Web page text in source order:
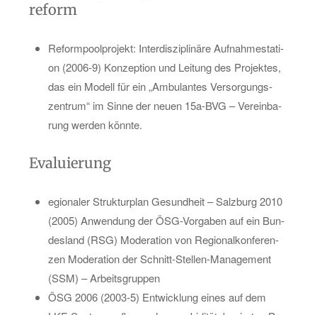
re­form
Re­form­pool­pro­jekt: In­ter­dis­zi­pli­nä­re Auf­nah­me­sta­ti­
on (2006-9) Kon­zep­ti­on und Lei­tung des Pro­jek­tes,
das ein Mo­dell für ein „Am­bu­lan­tes Ver­sor­gungs­
zen­trum“ im Sinne der neuen 15a-BVG – Ver­ein­ba­
rung wer­den könn­te.
Eva­lu­ie­rung
egio­na­ler Struk­tur­plan Ge­sund­heit – Salz­burg 2010
(2005) An­wen­dung der ÖSG-Vor­ga­ben auf ein Bun­
des­land (RSG) Mo­dera­ti­on von Re­gio­nal­kon­fe­ren­
zen Mo­dera­ti­on der Schnitt-Stel­len-Ma­nage­ment
(SSM) – Ar­beits­grup­pen
ÖSG 2006 (2003-5) Ent­wick­lung eines auf dem